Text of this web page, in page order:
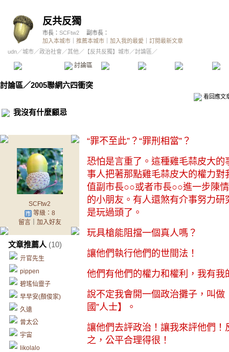
反共反獨
市長： SCFtw2
副市長：
加入本城市
推薦本城市 加入我的最愛
訂閱最新文章
udn／城市／政治社會 ／其他 ／ 【反共反獨】城市／討論區／
討論區 精華區 投票區 影像館
討論區／2005聯網六四衝突
看回應文
我沒有什麼顧忌
SCFtw2
等級：8
留言｜ 加入好友
文章推薦人 (10)
亓官先生
pippen
碧瑤仙靈子
早早安(顏俊家)
久遠
曾太公
宇宙
likolalo
“罪不至此”？“罪刑相當”？
恐怕是言重了。這種雞毛蒜皮大
事人把著那點雞毛蒜皮大的權力
值副市長○○或者市長○○進一步陳
的小朋友。有人還煞有介事努力
是玩過頭了。
玩具槍能阻擋一個真人嗎？
讓他們執行他們的世間法！
他們有他們的權力和權利，我有我
說不定我會開一個政治攤子，叫做
國”人士】。
讓他們去評政治！讓我來評他們
之，公平合理得很！